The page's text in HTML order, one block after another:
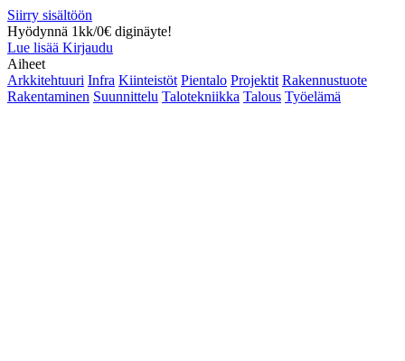
Siirry sisältöön
Hyödynnä 1kk/0€ diginäyte!
Lue lisää Kirjaudu
Aiheet
Arkkitehtuuri Infra Kiinteistöt Pientalo Projektit Rakennustuote
Rakentaminen Suunnittelu Talotekniikka Talous Työelämä